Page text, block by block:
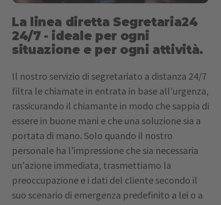
La linea diretta Segretaria24
24/7 - ideale per ogni
situazione e per ogni attività.
Il nostro servizio di segretariato a distanza 24/7
filtra le chiamate in entrata in base all'urgenza,
rassicurando il chiamante in modo che sappia di
essere in buone mani e che una soluzione sia a
portata di mano. Solo quando il nostro
personale ha l'impressione che sia necessaria
un'azione immediata, trasmettiamo la
preoccupazione e i dati del cliente secondo il
suo scenario di emergenza predefinito a lei o a